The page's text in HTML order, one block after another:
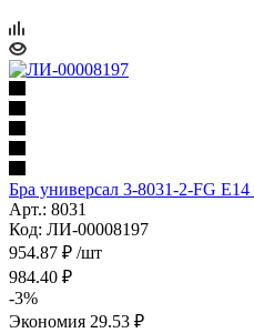
Бра универсал 3-8031-2-FG Е14
Арт.: 8031
Код: ЛИ-00008197
954.87 ₽ /шт
984.40 ₽
-3%
Экономия 29.53 ₽